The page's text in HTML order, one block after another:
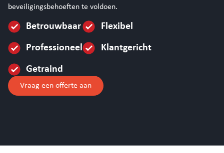
beveiligingsbehoeften te voldoen.
Betrouwbaar
Professioneel
Getraind
Flexibel
Klantgericht
Vraag een offerte aan